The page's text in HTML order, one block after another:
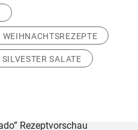
WEIHNACHTSREZEPTE
SILVESTER SALATE